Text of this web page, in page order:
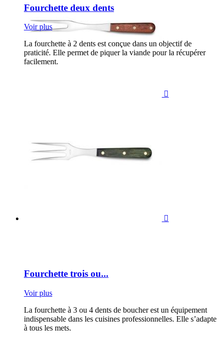

Fourchette deux dents
Voir plus
La fourchette à 2 dents est conçue dans un objectif de
praticité. Elle permet de piquer la viande pour la récupérer
facilement.

Fourchette trois ou...
Voir plus
La fourchette à 3 ou 4 dents de boucher est un équipement
indispensable dans les cuisines professionnelles. Elle s’adapte
à tous les mets.